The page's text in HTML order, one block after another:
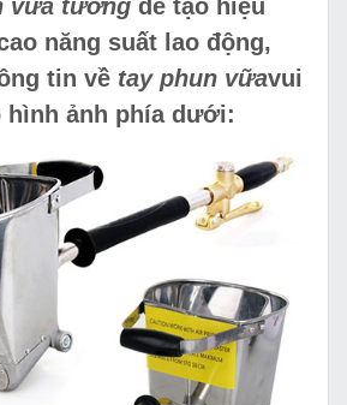
vữa tường để tạo hiệu
năng suất lao động,
tin về tay phun vữavui
hình ảnh phía dưới: